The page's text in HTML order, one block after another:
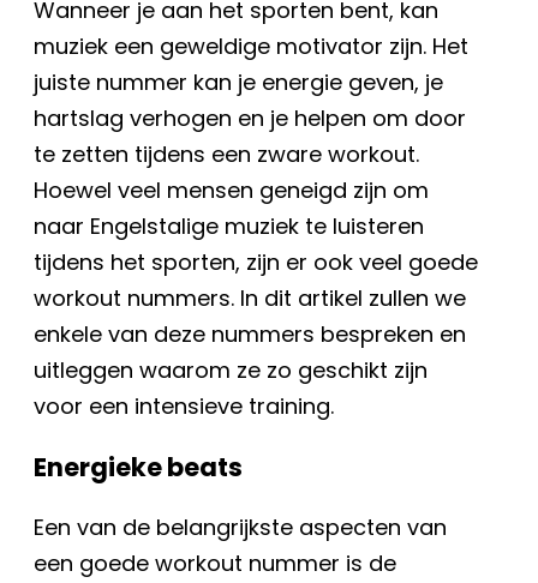
Wanneer je aan het sporten bent, kan
muziek een geweldige motivator zijn. Het
juiste nummer kan je energie geven, je
hartslag verhogen en je helpen om door
te zetten tijdens een zware workout.
Hoewel veel mensen geneigd zijn om
naar Engelstalige muziek te luisteren
tijdens het sporten, zijn er ook veel goede
workout nummers. In dit artikel zullen we
enkele van deze nummers bespreken en
uitleggen waarom ze zo geschikt zijn
voor een intensieve training.
Energieke beats
Een van de belangrijkste aspecten van
een goede workout nummer is de